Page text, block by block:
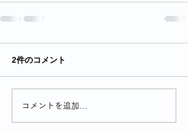
2件のコメント
コメントを追加…